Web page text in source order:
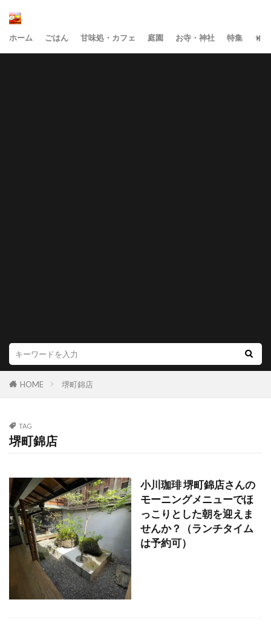
ホーム ごはん 甘味処・カフェ 庭園 お寺・神社 特集 サ
HOME 堺町錦店
TAG
堺町錦店
小川珈琲 堺町錦店さんの
モーニングメニューでほ
っこりとした朝を迎えま
せんか？（ランチタイム
は予約可）